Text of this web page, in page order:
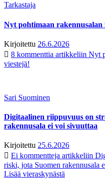
Tarkastaja
Nyt pohtimaan rakennusalan
Kirjoitettu 26.6.2026
8 kommenttia artikkeliin Nyt
viestejä!
Sari Suominen
Digitaalinen riippuvuus on
rakennusala ei voi sivuuttaa
Kirjoitettu 25.6.2026
Ei kommentteja artikkeliin
riski, jota Suomen rakennusala
Lisää vieraskynästä